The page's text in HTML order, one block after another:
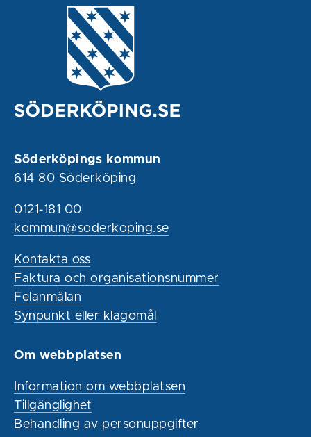
Söderköpings kommun
614 80 Söderköping
0121-181 00
kommun@soderkoping.se
Kontakta oss
Faktura och organisationsnummer
Felanmälan
Synpunkt eller klagomål
Om webbplatsen
Information om webbplatsen
Tillgänglighet
Behandling av personuppgifter